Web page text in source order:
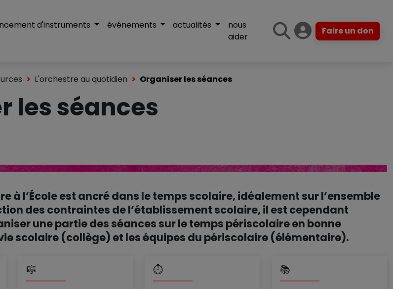
d'instruments événements actualités
nous
aider
Faire un don
L'orchestre au quotidien Organiser les séances
les séances
à l’École est ancré dans le temps scolaire, idéalement sur l’ensemble
des contraintes de l’établissement scolaire, il est cependant
une partie des séances sur le temps périscolaire en bonne
scolaire (collège) et les équipes du périscolaire (élémentaire).
🎼 ⏱️ 📚